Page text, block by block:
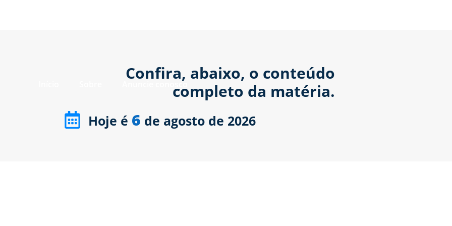
Anuncie conosco
Confira, abaixo, o conteúdo
completo da matéria.
Hoje é 6 de agosto de 2026